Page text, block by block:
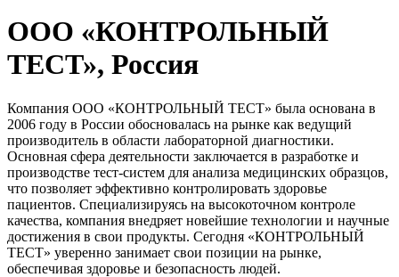
ООО «КОНТРОЛЬНЫЙ
ТЕСТ», Россия
Компания ООО «КОНТРОЛЬНЫЙ ТЕСТ» была основана в
2006 году в России обосновалась на рынке как ведущий
производитель в области лабораторной диагностики.
Основная сфера деятельности заключается в разработке и
производстве тест-систем для анализа медицинских образцов,
что позволяет эффективно контролировать здоровье
пациентов. Специализируясь на высокоточном контроле
качества, компания внедряет новейшие технологии и научные
достижения в свои продукты. Сегодня «КОНТРОЛЬНЫЙ
ТЕСТ» уверенно занимает свои позиции на рынке,
обеспечивая здоровье и безопасность людей.